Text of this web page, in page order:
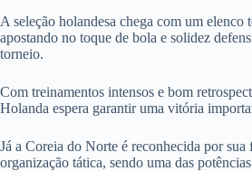
A seleção holandesa chega com um elenco
apostando no toque de bola e solidez
torneio.
Com treinamentos intensos e bom
Holanda espera garantir uma vitória
Já a Coreia do Norte é reconhecida por
organização tática, sendo uma das